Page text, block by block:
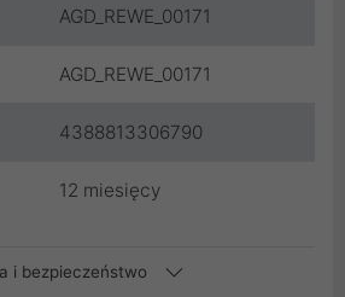
AGD_REWE_00171
AGD_REWE_00171
4388813306790
12 miesięcy
i bezpieczeństwo